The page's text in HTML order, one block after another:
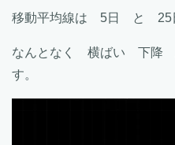
移動平均線は 5日 と 25
なんとなく 横ばい 下降
す。